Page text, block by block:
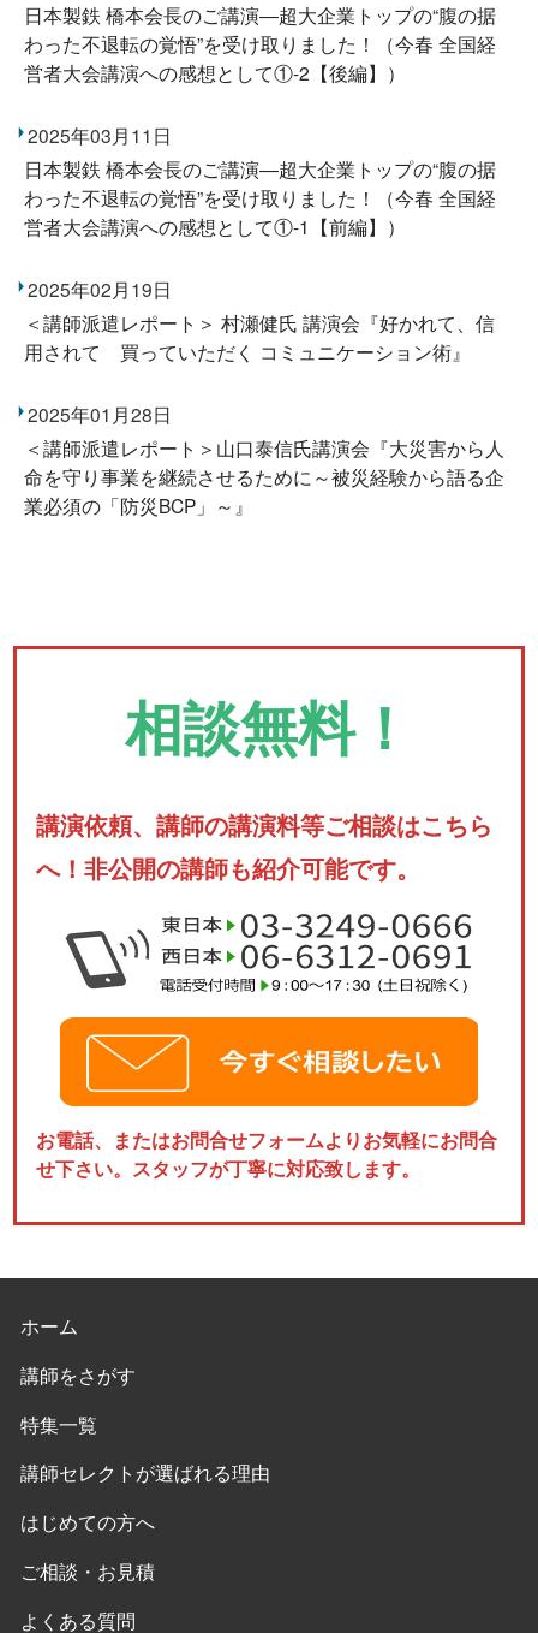
日本製鉄 橋本会長のご講演―超大企業トップの“腹の据
わった不退転の覚悟”を受け取りました！（今春 全国経
営者大会講演への感想として①-2【後編】）
2025年03月11日
日本製鉄 橋本会長のご講演―超大企業トップの“腹の据
わった不退転の覚悟”を受け取りました！（今春 全国経
営者大会講演への感想として①-1【前編】）
2025年02月19日
＜講師派遣レポート＞ 村瀬健氏 講演会『好かれて、信
用されて 買っていただく コミュニケーション術』
2025年01月28日
＜講師派遣レポート＞山口泰信氏講演会『大災害から人
命を守り事業を継続させるために～被災経験から語る企
業必須の「防災BCP」～』
相談無料！
講演依頼、講師の講演料等ご相談はこちら
へ！非公開の講師も紹介可能です。
お電話、またはお問合せフォームよりお気軽にお問合
せ下さい。スタッフが丁寧に対応致します。
ホーム
講師をさがす
特集一覧
講師セレクトが選ばれる理由
はじめての方へ
ご相談・お見積
よくある質問